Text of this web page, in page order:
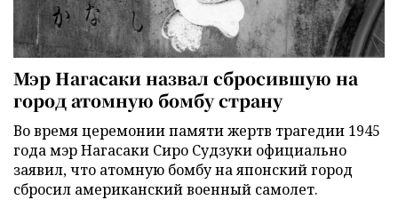
Мэр Нагасаки назвал сбросившую на
город атомную бомбу страну
Во время церемонии памяти жертв трагедии 1945
года мэр Нагасаки Сиро Судзуки официально
заявил, что атомную бомбу на японский город
сбросил американский военный самолет.